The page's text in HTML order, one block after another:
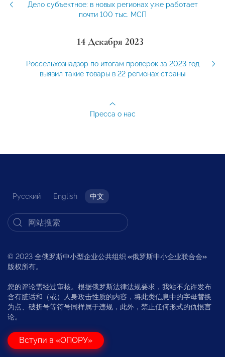
Дело субъектное: в новых регионах уже работает
почти 100 тыс. МСП
14 Декабря 2023
Россельхознадзор по итогам проверок за 2023 год
выявил такие товары в 22 регионах страны
Пресса о нас
Русский English 中文
© 2023 全俄罗斯中小型企业公共组织 «俄罗斯中小企业联合会»
版权所有。
您的评论需经过审核。根据俄罗斯法律法规要求，我站不允许发布
含有脏话和（或）人身攻击性质的内容，将此类信息中的字母替换
为点、破折号等符号同样属于违规，此外，禁止任何形式的仇恨言
论。
Вступи в «ОПОРУ»